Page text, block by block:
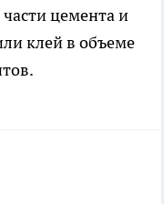
цемента и
клей в объеме